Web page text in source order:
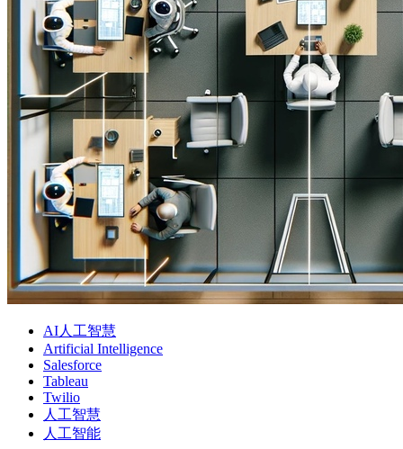
AI人工智慧
Artificial Intelligence
Salesforce
Tableau
Twilio
人工智慧
人工智能